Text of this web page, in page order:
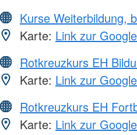
Kurse Weiterbildung,
Karte: Link zur
Rotkreuzkurs EH
Karte: Link zur
Rotkreuzkurs EH
Karte: Link zur